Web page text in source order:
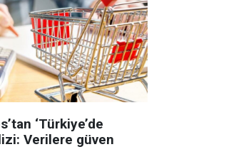
‘Türkiye’de
Verilere güven